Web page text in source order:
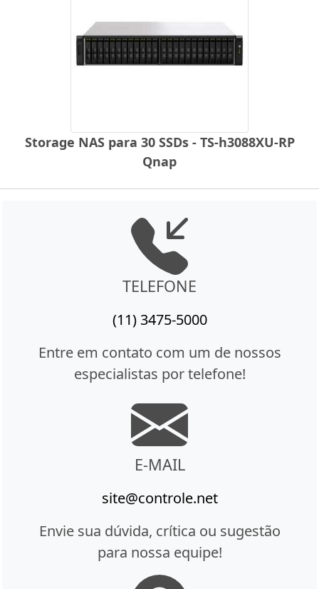
Storage NAS para 30 SSDs - TS-h3088XU-RP
Qnap
TELEFONE
(11) 3475-5000
Entre em contato com um de nossos
especialistas por telefone!
E-MAIL
site@controle.net
Envie sua dúvida, crítica ou sugestão
para nossa equipe!